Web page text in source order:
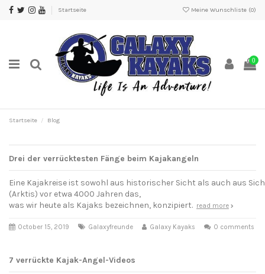
Startseite Meine Wunschliste (0)
0
Startseite Blog
Drei der verrücktesten Fänge beim Kajakangeln
Eine Kajakreise ist sowohl aus historischer Sicht als auch aus
(Arktis) vor etwa 4000 Jahren das,
was wir heute als Kajaks bezeichnen, konzipiert. read more
October 15, 2019 Galaxyfreunde Galaxy Kayaks 0 comments
7 verrückte Kajak-Angel-Videos